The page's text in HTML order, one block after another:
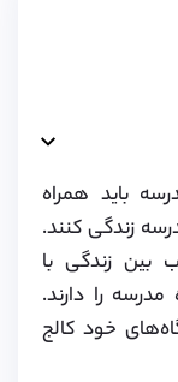
این مدرسه باید همراه
زندگی کنند.
انتخاب بین زندگی با
را دارند.
در خوابگاه‌های خود کالج